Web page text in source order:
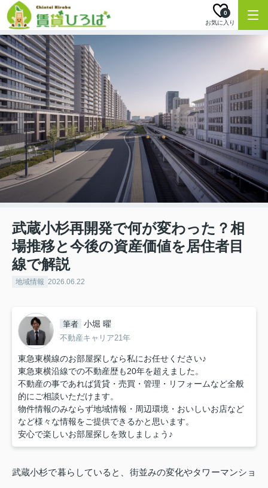
お気に入り
0
武蔵小杉再開発で何が変わった？相
場推移と今後の資産価値を居住者目
線で解説
地域情報 2026.06.22
筆者 小堀 曜
不動産キャリア21年
東急東横線のお部屋探しなら私にお任せください♪
東急東横沿線での不動産歴も20年を超えました。
不動産の事であれば賃貸・売買・管理・リフォームなど全般
的にご相談いただけます。
物件情報のみならず地域情報・周辺環境・おいしいお店など
など様々な情報をご提供できるかと思います。
安心で楽しいお部屋探しを致しましょう♪
武蔵小杉で暮らしていると、街並みの変化やタワーマンショ